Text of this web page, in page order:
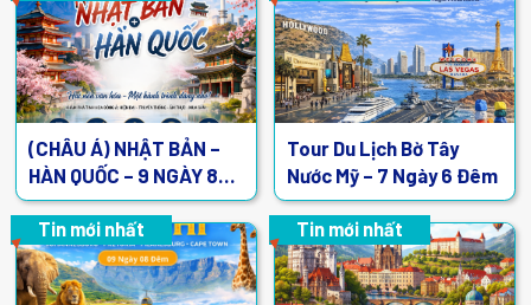
(CHÂU Á) NHẬT BẢN –
HÀN QUỐC – 9 NGÀY 8
ĐÊM
Tour Du Lịch Bờ Tây
Nước Mỹ – 7 Ngày 6 Đêm
Tin mới nhất Tin mới nhất